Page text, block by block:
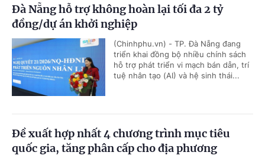
Đà Nẵng hỗ trợ không hoàn lại tối đa 2 tỷ
đồng/dự án khởi nghiệp
(Chinhphu.vn) - TP. Đà Nẵng đang
triển khai đồng bộ nhiều chính sách
hỗ trợ phát triển vi mạch bán dẫn, trí
tuệ nhân tạo (AI) và hệ sinh thái...
Đề xuất hợp nhất 4 chương trình mục tiêu
quốc gia, tăng phân cấp cho địa phương